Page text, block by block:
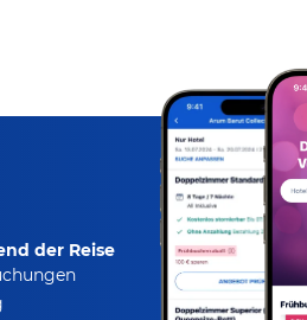
der Reise